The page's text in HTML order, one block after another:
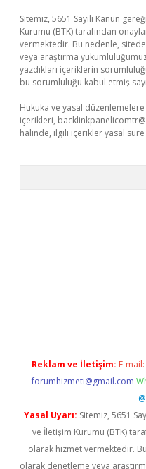
Sitemiz, 5651 Sayılı Kanun
Kurumu (BTK) tarafından
vermektedir. Bu nedenle,
veya araştırma
yazdıkları içeriklerin
bu sorumluluğu kabul etmiş
Hukuka ve yasal
içerikleri,
halinde, ilgili içerikler yasal
Reklam ve İletişim: E-mail:
forumhizmeti@gmail.com
Yasal Uyarı: Sitemiz, 5651
ve İletişim Kurumu (BTK)
olarak hizmet vermektedir.
olarak denetleme veya